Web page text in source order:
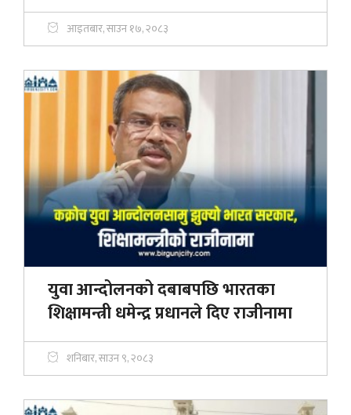
आइतबार, साउन १७, २०८३
युवा आन्दोलनको दबाबपछि भारतका
शिक्षामन्त्री धमेन्द्र प्रधानले दिए राजीनामा
शनिबार, साउन ९, २०८३